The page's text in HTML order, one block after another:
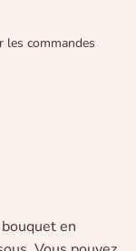
les commandes
en